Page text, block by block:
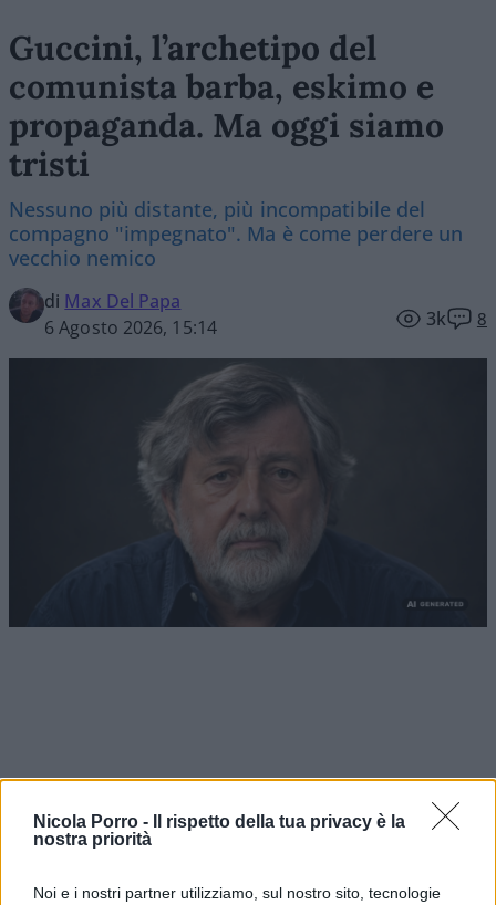
Nicola Porro -
Il rispetto della tua privacy è la
nostra priorità
Noi e i nostri partner utilizziamo, sul nostro sito, tecnologie
Guccini, l’archetipo del
comunista barba, eskimo e
propaganda. Ma oggi siamo
tristi
Nessuno più distante, più incompatibile del
compagno "impegnato". Ma è come perdere un
vecchio nemico
di Max Del Papa
6 Agosto 2026, 15:14
3k 8